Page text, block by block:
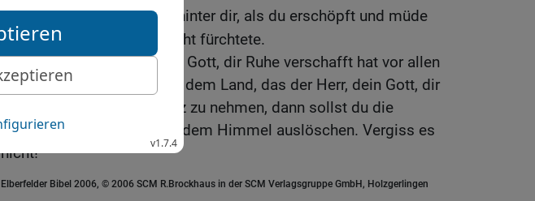
schlug[3], alle Schwachen hinter dir, als du erschöpft und müde
warst, und dass er Gott nicht fürchtete.
19 Und wenn der Herr, dein Gott, dir Ruhe verschafft hat vor allen
deinen Feinden ringsum in dem Land, das der Herr, dein Gott, dir
als Erbteil gibt, es in Besitz zu nehmen, dann sollst du die
Erwähnung Amaleks unter dem Himmel auslöschen. Vergiss es
nicht!
Elberfelder Bibel 2006, © 2006 SCM R.Brockhaus in der SCM Verlagsgruppe GmbH, Holzgerlingen